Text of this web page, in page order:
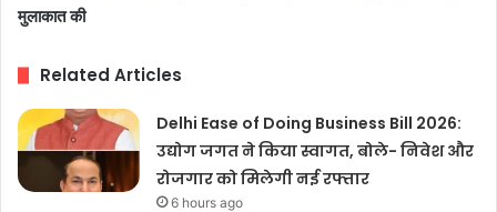
मुलाकात की
Related Articles
Delhi Ease of Doing Business Bill 2026:
उद्योग जगत ने किया स्वागत, बोले- निवेश और
रोजगार को मिलेगी नई रफ्तार
6 hours ago